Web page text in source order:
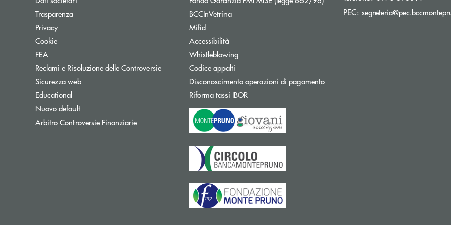
Trasparenza
Privacy
Cookie
FEA
Reclami e Risoluzione delle Controversie
Sicurezza web
Educational
Nuovo default
Arbitro Controversie FinanziarieApre una nuova finestra
BCCInVetrina
Mifid
Accessibilità
Whistleblowing
Codice appalti
Disconoscimento operazioni di pagamento
Riforma tassi IBORApre una nuova finestra
PEC: